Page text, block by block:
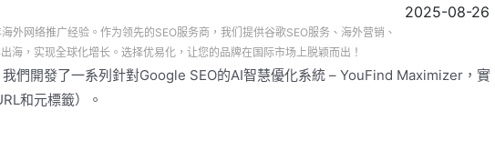
外网络推广经验。作为领先的SEO服务商，我们提供谷歌SEO服务、海外营销、
海，实现全球化增长。选择优易化，让您的品牌在国际市场上脱颖而出！
2025-08-26
們開發了一系列針對Google SEO的AI智慧優化系統 – YouFind Maximizer，實
和元標籤）。